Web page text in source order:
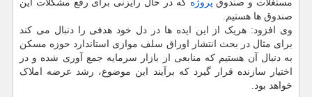
مستغلات و صندوق پروژه که در حال رایزنی برای رفع مشکلات این
صندوق ها هستیم.
وی افزود: هریک از این ایده ها در دل خود هدفی را دنبال می کند
برای مثال در بحث انتشار اوراق سلف موازی استاندارد حوزه مسکن
به دنبال آن هستیم که منابعی از بازار سرمایه جمع آوری شده و در
اختیار سازنده قرار گیرد که برآیند این موضوع، رشد عرضه املاک
خواهد بود.